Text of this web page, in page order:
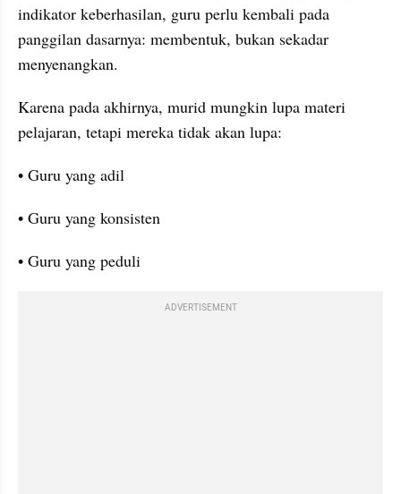
indikator keberhasilan, guru perlu kembali pada
panggilan dasarnya: membentuk, bukan sekadar
menyenangkan.
Karena pada akhirnya, murid mungkin lupa materi
pelajaran, tetapi mereka tidak akan lupa:
• Guru yang adil
• Guru yang konsisten
• Guru yang peduli
ADVERTISEMENT